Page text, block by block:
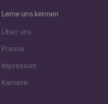
Lerne uns kennen
Über uns
Presse
Impressum
Karriere